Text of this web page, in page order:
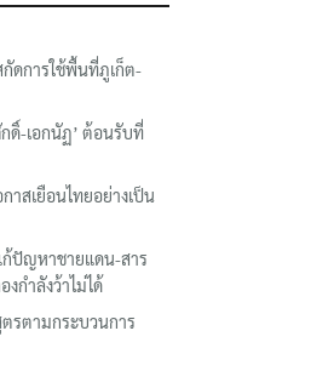
กัดการใช้พื้นที่ภูเก็ต-
กดิ์-เอกนัฏ’ ต้อนรับที่
าสเยือนไทยอย่างเป็น
ก้ปัญหาชายแดน-สาร
กำลังว้าไม่ได้
ตรตามกระบวนการ